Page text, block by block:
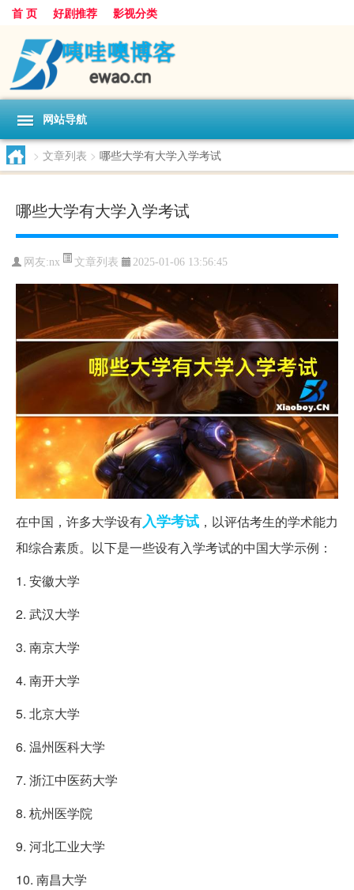
首 页 好剧推荐 影视分类
网站导航
> 文章列表 > 哪些大学有大学入学考试
哪些大学有大学入学考试
网友:nx 文章列表 2025-01-06 13:56:45
在中国，许多大学设有入学考试 ，以评估考生的学术能力
和综合素质。以下是一些设有入学考试的中国大学示例：
1. 安徽大学
2. 武汉大学
3. 南京大学
4. 南开大学
5. 北京大学
6. 温州医科大学
7. 浙江中医药大学
8. 杭州医学院
9. 河北工业大学
10. 南昌大学